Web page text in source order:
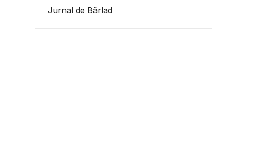
Jurnal de Bârlad